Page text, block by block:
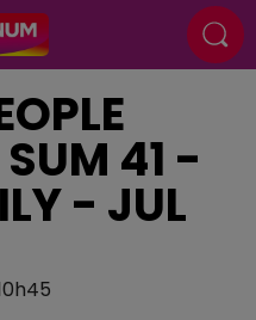
41 -
- JUL